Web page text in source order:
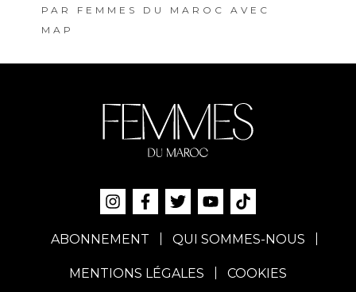
PAR FEMMES DU MAROC AVEC
MAP
ABONNEMENT QUI SOMMES-NOUS
MENTIONS LÉGALES COOKIES